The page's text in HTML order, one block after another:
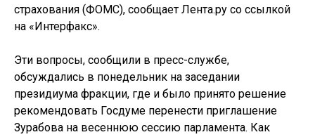
страхования (ФОМС), сообщает Лента.ру со ссылкой
на «Интерфакс».
Эти вопросы, сообщили в пресс-службе,
обсуждались в понедельник на заседании
президиума фракции, где и было принято решение
рекомендовать Госдуме перенести приглашение
Зурабова на весеннюю сессию парламента. Как